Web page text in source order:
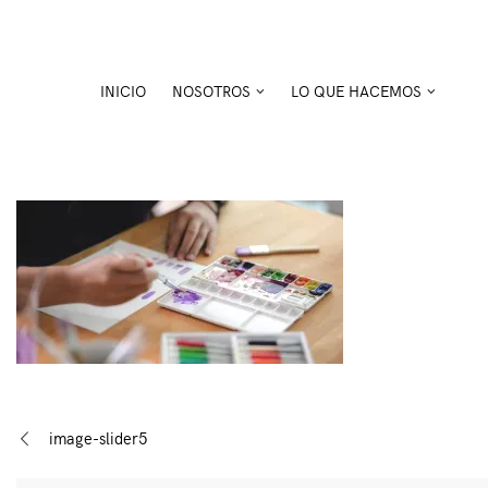
INICIO NOSOTROS LO QUE HACEMOS
Navegación
image-slider5